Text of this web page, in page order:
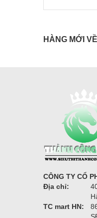
HÀNG MỚI VỀ
CÔNG TY CỔ
Địa chỉ:
TC mart HN: